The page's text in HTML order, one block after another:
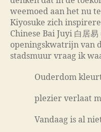
weemoed aan het nu
Kiyosuke zich
Chinese Bai Juyi 白居
openingskwatrijn van
stadsmuur vraag ik
Ouderdom kleurt
plezier verlaat
Vandaag is al niet